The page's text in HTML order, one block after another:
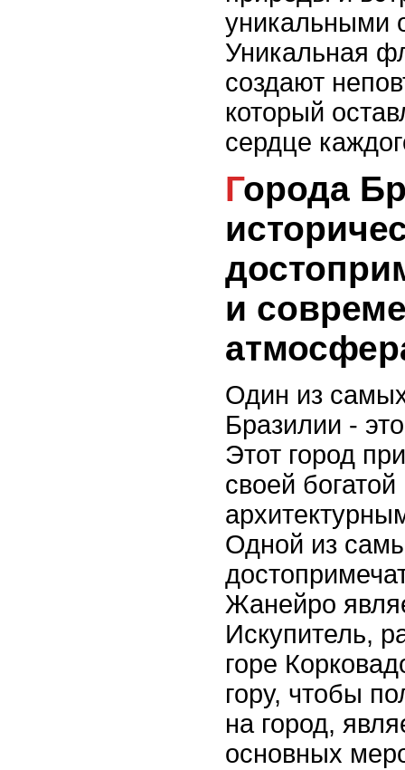
уникальными
Уникальная
создают
который
сердце
Города Бразилии:
и
Один из
Бразилии -
Этот город
своей
Одной из
Жанейро
Искупитель,
горе
гору, чтобы
на город,
основных